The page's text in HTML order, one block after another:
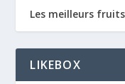
Les meilleurs
LIKEBOX